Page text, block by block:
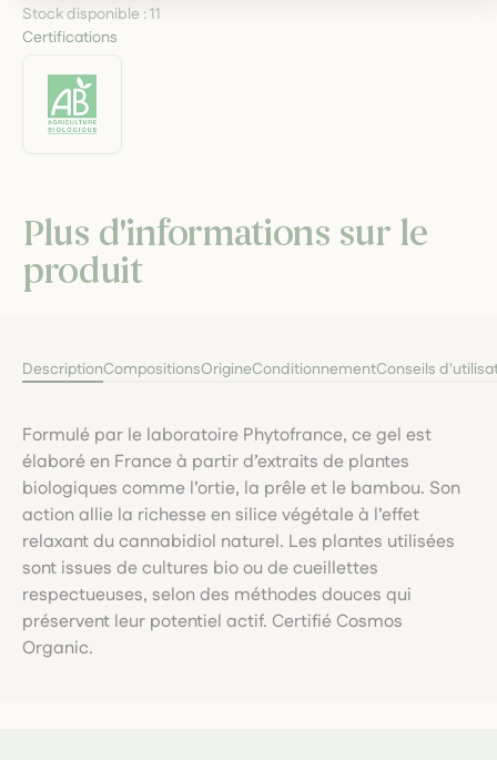
Stock disponible :11
Certifications
Plus d'informations sur le
produit
DescriptionCompositionsOrigineConditionnementConseils
Formulé par le laboratoire Phytofrance, ce gel est
élaboré en France à partir d’extraits de plantes
biologiques comme l’ortie, la prêle et le bambou. Son
action allie la richesse en silice végétale à l’effet
relaxant du cannabidiol naturel. Les plantes utilisées
sont issues de cultures bio ou de cueillettes
respectueuses, selon des méthodes douces qui
préservent leur potentiel actif. Certifié Cosmos
Organic.